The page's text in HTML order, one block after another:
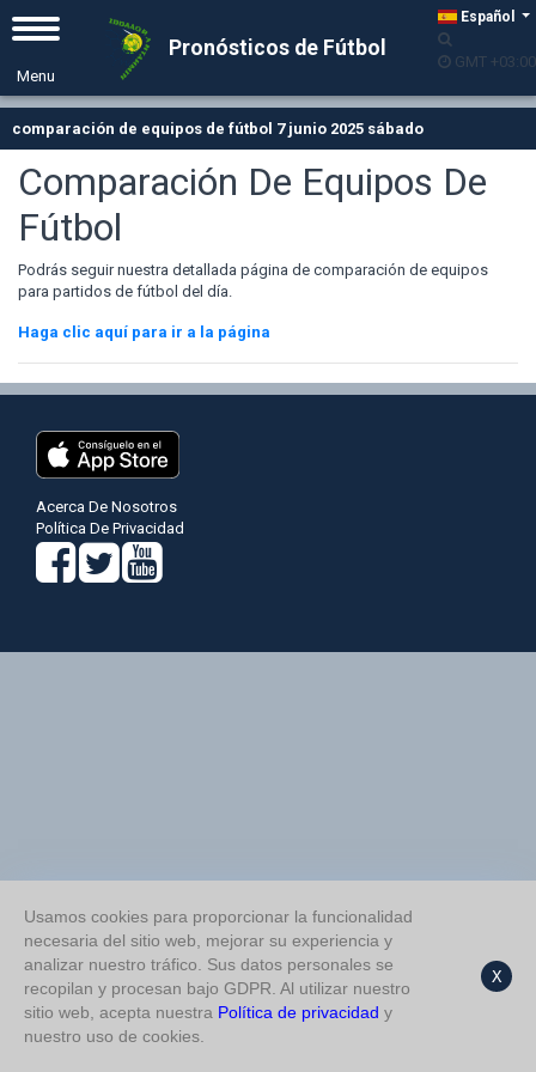
Español
GMT +03:00
Pronósticos de Fútbol
comparación de equipos de fútbol 7 junio 2025 sábado
Comparación De Equipos De
Fútbol
Podrás seguir nuestra detallada página de comparación de equipos
para partidos de fútbol del día.
Haga clic aquí para ir a la página
Acerca De Nosotros
Política De Privacidad
Usamos cookies para proporcionar la funcionalidad
necesaria del sitio web, mejorar su experiencia y
analizar nuestro tráfico. Sus datos personales se
recopilan y procesan bajo GDPR. Al utilizar nuestro
sitio web, acepta nuestra Política de privacidad y
nuestro uso de cookies.
X